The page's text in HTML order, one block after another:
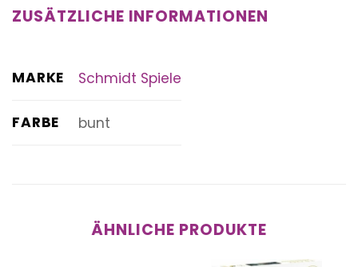
ZUSÄTZLICHE INFORMATIONEN
MARKE Schmidt Spiele
FARBE bunt
ÄHNLICHE PRODUKTE